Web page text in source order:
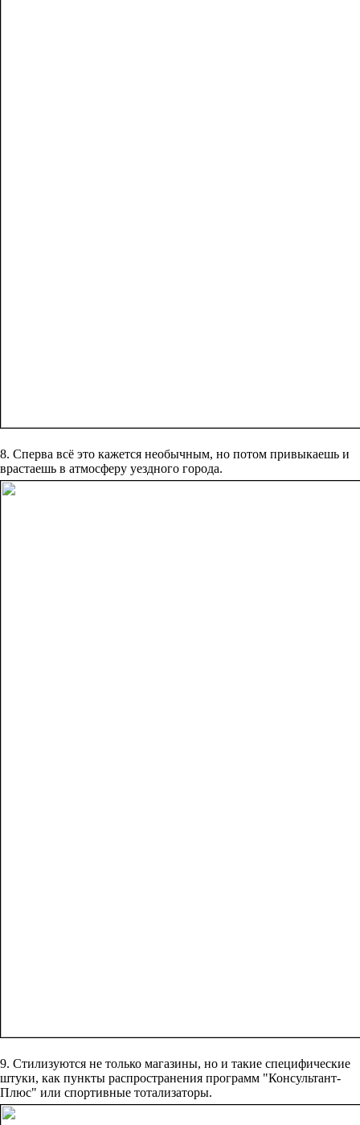
8. Сперва всё это кажется необычным, но потом привыкаешь и
врастаешь в атмосферу уездного города.
9. Стилизуются не только магазины, но и такие специфические
штуки, как пункты распространения программ "Консультант-
Плюс" или спортивные тотализаторы.